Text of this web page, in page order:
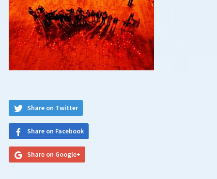
Share on Twitter
Share on Facebook
Share on Google+